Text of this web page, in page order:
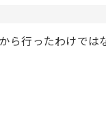
ら行ったわけで